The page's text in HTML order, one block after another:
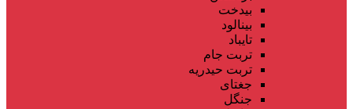
بیدخت
بینالود
تایباد
تربت جام
تربت حیدریه
جغتای
جنگل